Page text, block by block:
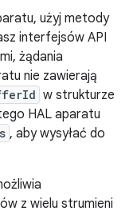
użyj metody
interfejsów API
żądania
nie zawierają
w strukturze
HAL aparatu
, aby wysyłać do
z wielu strumieni